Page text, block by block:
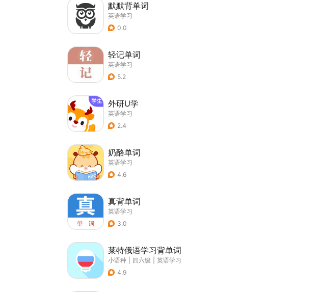
默默背单词
英语学习
0.0
轻记单词
英语学习
5.2
外研U学
英语学习
2.4
奶酪单词
英语学习
4.6
真背单词
英语学习
3.0
莱特俄语学习背单词
小语种 四六级
英语学习
4.9